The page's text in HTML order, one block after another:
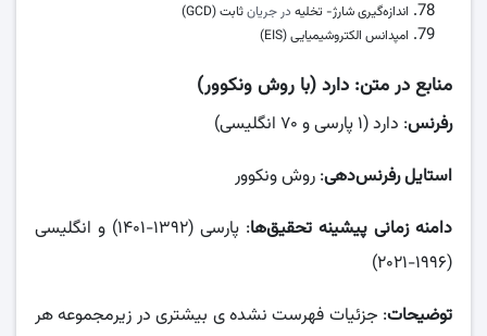
اندازه‌گیری شارژ- تخلیه در جریانثابت (GCD)
امپدانس الکتروشیمیایی (EIS)
منابع در متن: دارد (با روش ونکوور)
رفرنس: دارد (۱ پارسی و ۷۰ انگلیسی)
استایل رفرنس‌دهی: روش ونکوور
دامنه زمانی پیشینه تحقیق‌ها
: پارسی (۱۳۹۲-۱۴۰۱) و انگلیسی
(۱۹۹۶-۲۰۲۱)
توضیحات: جزئیات فهرست نشده ی بیشتری در زیرمجموعه هر